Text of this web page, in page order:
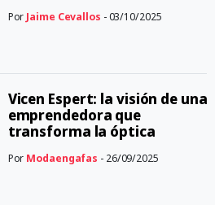
Por Jaime Cevallos - 03/10/2025
Vicen Espert: la visión de una
emprendedora que
transforma la óptica
Por Modaengafas - 26/09/2025